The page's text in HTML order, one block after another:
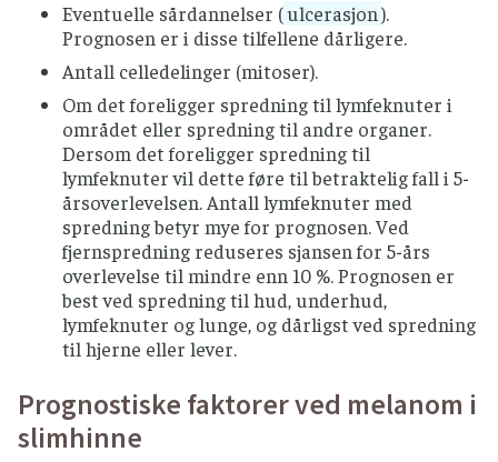
Eventuelle sårdannelser (ulcerasjon).
Prognosen er i disse tilfellene dårligere.
Antall celledelinger (mitoser).
Om det foreligger spredning til lymfeknuter i
området eller spredning til andre organer.
Dersom det foreligger spredning til
lymfeknuter vil dette føre til betraktelig fall i 5-
årsoverlevelsen. Antall lymfeknuter med
spredning betyr mye for prognosen. Ved
fjernspredning reduseres sjansen for 5-års
overlevelse til mindre enn 10 %. Prognosen er
best ved spredning til hud, underhud,
lymfeknuter og lunge, og dårligst ved spredning
til hjerne eller lever.
Prognostiske faktorer ved melanom i
slimhinne